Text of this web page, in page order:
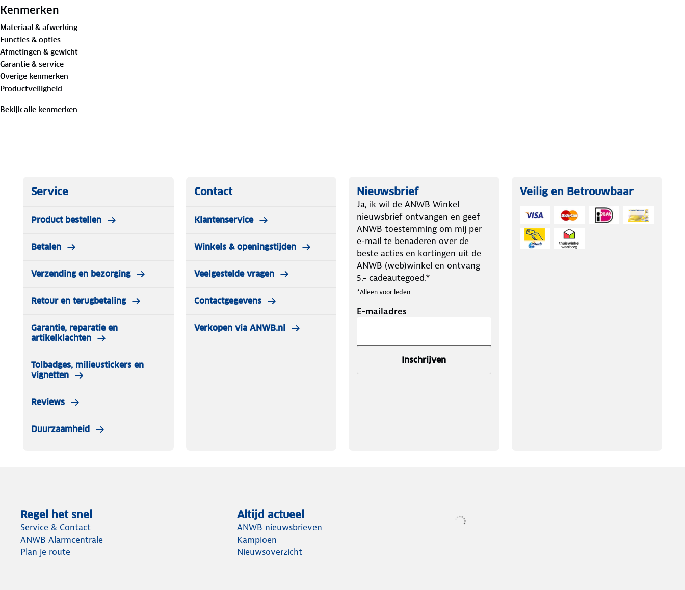
Flip-lock-systeem voor het in hoogte verstellen
63-136 cm
240 gram (één stok zonder basket en rubberen dop)
Verstelbare riem
Beschermkapje
Zeer geschikt voor een bergreis, wandelen en trekking. De set wordt geleverd met een
beschermkap voor de tip, afneembare sneeuwplaatjes en een verstelbare lus. De stokken zijn
af te stellen tussen de 63-136 cm en hebben per stok een gewicht van 240 gram.
Kenmerken
Materiaal & afwerking
Functies & opties
Afmetingen & gewicht
Garantie & service
Overige kenmerken
Productveiligheid
Bekijk alle kenmerken
Service
Product bestellen
Betalen
Verzending en bezorging
Retour en terugbetaling
Garantie, reparatie en
artikelklachten
Tolbadges, milieustickers en
vignetten
Reviews
Duurzaamheid
Contact
Klantenservice
Winkels & openingstijden
Veelgestelde vragen
Contactgegevens
Verkopen via ANWB.nl
Nieuwsbrief
Ja, ik wil de ANWB Winkel
nieuwsbrief ontvangen en geef
ANWB toestemming om mij per
e-mail te benaderen over de
beste acties en kortingen uit de
ANWB (web)winkel en ontvang
5.- cadeautegoed.*
*Alleen voor leden
E-mailadres
Inschrijven
Veilig en Betrouwbaar
Regel het snel
Service & Contact
ANWB Alarmcentrale
Plan je route
Altijd actueel
ANWB nieuwsbrieven
Kampioen
Nieuwsoverzicht